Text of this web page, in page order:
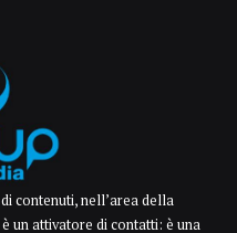
contenuti, nell’area della
un attivatore di contatti: è una